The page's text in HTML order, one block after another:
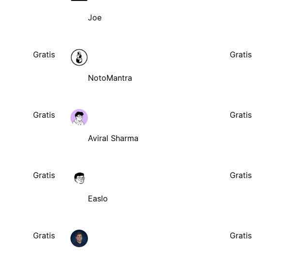
Joe
Gratis
NotoMantra
Gratis
Gratis
Aviral Sharma
Gratis
Gratis
Easlo
Gratis
Gratis Gratis